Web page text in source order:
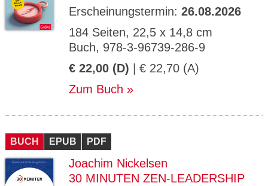
Erscheinungstermin: 26.08.2026
184 Seiten, 22,5 x 14,8 cm
Buch, 978-3-96739-286-9
€ 22,00 (D) | € 22,70 (A)
Zum Buch
BUCH EPUB PDF
Joachim Nickelsen
30 MINUTEN ZEN-LEADERSHIP